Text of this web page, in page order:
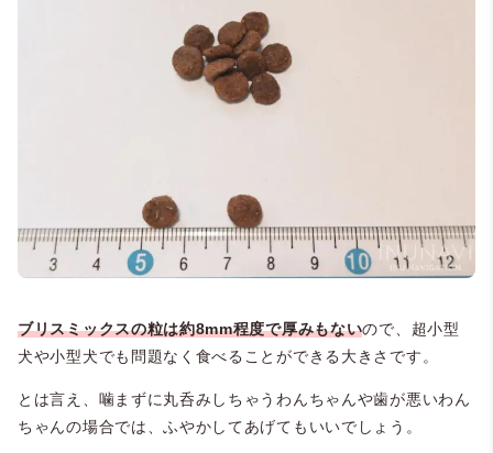
ブリスミックスの粒は約8mm程度で厚みもないので、超小型
犬や小型犬でも問題なく食べることができる大きさです。
とは言え、噛まずに丸呑みしちゃうわんちゃんや歯が悪いわん
ちゃんの場合では、ふやかしてあげてもいいでしょう。